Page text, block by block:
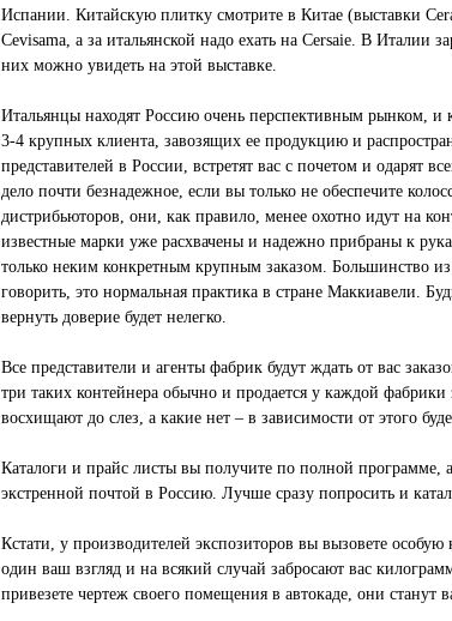
Испании. Китайскую плитку смотрите в Китае (выставки
Cevisama, а за итальянской надо ехать на Cersaie. В Италии
них можно увидеть на этой выставке.
Итальянцы находят Россию очень перспективным рынком,
3-4 крупных клиента, завозящих ее продукцию и
представителей в России, встретят вас с почетом и
дело почти безнадежное, если вы только не обеспечите
дистрибьюторов, они, как правило, менее охотно идут на
известные марки уже расхвачены и надежно прибраны к
только неким конкретным крупным заказом. Большинство
говорить, это нормальная практика в стране Маккиавели.
вернуть доверие будет нелегко.
Все представители и агенты фабрик будут ждать от вас
три таких контейнера обычно и продается у каждой фабрики
восхищают до слез, а какие нет – в зависимости от этого
Каталоги и прайс листы вы получите по полной программе,
экстренной почтой в Россию. Лучше сразу попросить и
Кстати, у производителей экспозиторов вы вызовете
один ваш взгляд и на всякий случай забросают вас
привезете чертеж своего помещения в автокаде, они станут